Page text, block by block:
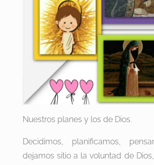
Nuestros planes y los de Dios.
Decidimos, planificamos,
dejamos sitio a la voluntad de